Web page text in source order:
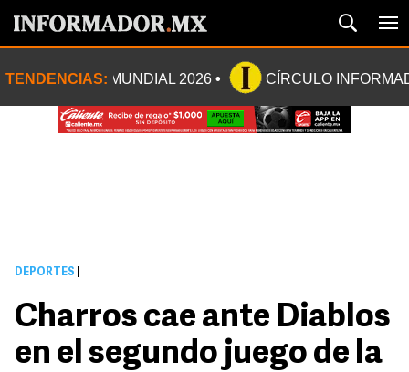
TENDENCIAS: MUNDIAL 2026 CÍRCULO
DEPORTES
Charros cae ante Diablos
en el segundo juego de la